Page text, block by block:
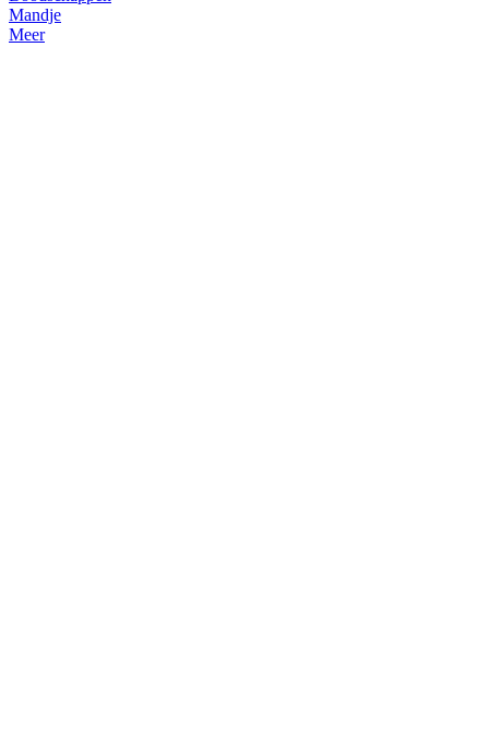
Mandje
Meer